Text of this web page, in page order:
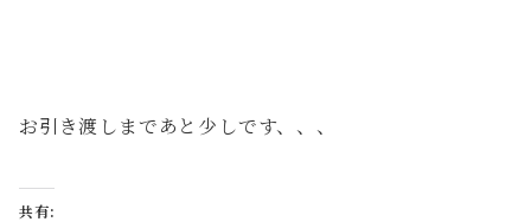
お引き渡しまであと少しです、、、
共有: